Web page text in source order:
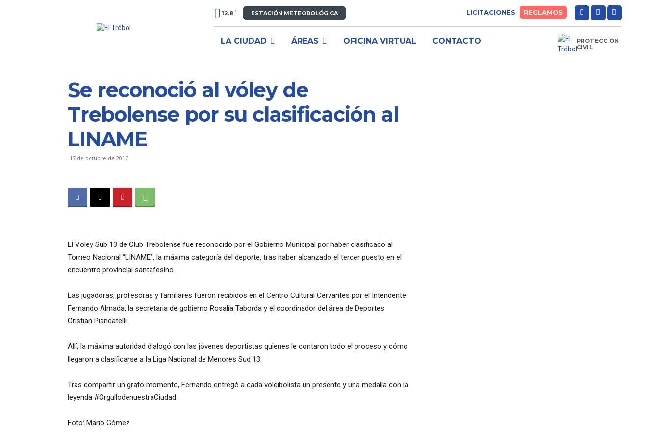
12.8 C ESTACIÓN METEOROLÓGICA LICITACIONES RECLAMOS
LA CIUDAD ÁREAS OFICINA VIRTUAL CONTACTO
PROTECCIÓN
CIVIL
Se reconoció al vóley de
Trebolense por su clasificación al
LINAME
17 de octubre de 2017
El Voley Sub 13 de Club Trebolense fue reconocido por el Gobierno Municipal por haber clasificado al
Torneo Nacional “LINAME”, la máxima categoría del deporte, tras haber alcanzado el tercer puesto en el
encuentro provincial santafesino.
Las jugadoras, profesoras y familiares fueron recibidos en el Centro Cultural Cervantes por el Intendente
Fernando Almada, la secretaria de gobierno Rosalía Taborda y el coordinador del área de Deportes
Cristian Piancatelli.
Allí, la máxima autoridad dialogó con las jóvenes deportistas quienes le contaron todo el proceso y cómo
llegaron a clasificarse a la Liga Nacional de Menores Sud 13.
Tras compartir un grato momento, Fernando entregó a cada voleibolista un presente y una medalla con la
leyenda #OrgullodenuestraCiudad.
Foto: Mario Gómez